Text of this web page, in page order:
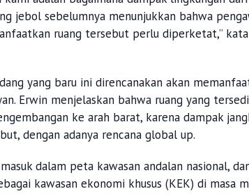
jebol sebelumnya menunjukkan bahwa
ruang tersebut perlu diperketat,”
yang baru ini direncanakan akan
Erwin menjelaskan bahwa ruang yang
ke arah barat, karena dampak
dengan adanya rencana global up.
dalam peta kawasan andalan nasional,
kawasan ekonomi khusus (KEK) di masa